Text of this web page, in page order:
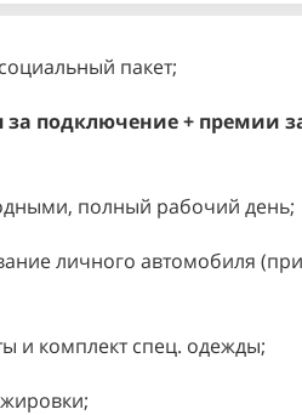
пакет;
за подключение+ премии
полный рабочий день;
личного автомобиля
и комплект спец. одежды;